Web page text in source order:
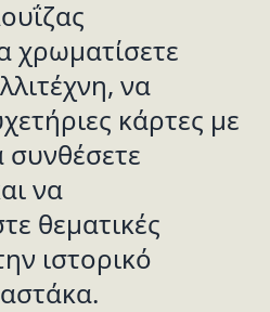
χρωματίσετε
να
κάρτες με
συνθέσετε
να
θεματικές
ιστορικό